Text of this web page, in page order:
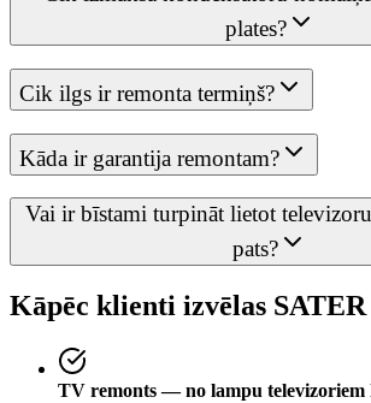
plates?
Cik ilgs ir remonta termiņš?
Kāda ir garantija remontam?
Vai ir bīstami turpināt lietot
pats?
Kāpēc klienti izvēlas SATER
TV remonts — no lampu televizoriem